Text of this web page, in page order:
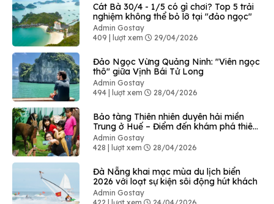
Cát Bà 30/4 - 1/5 có gì chơi? Top 5 trải
nghiệm không thể bỏ lỡ tại "đảo ngọc"
Admin Gostay
409 | lượt xem
29/04/2026
Đảo Ngọc Vừng Quảng Ninh: "Viên ngọc
thô" giữa Vịnh Bái Tử Long
Admin Gostay
494 | lượt xem
28/04/2026
Bảo tàng Thiên nhiên duyên hải miền
Trung ở Huế – Điểm đến khám phá thiên
nhiên độc đáo
Admin Gostay
428 | lượt xem
28/04/2026
Đà Nẵng khai mạc mùa du lịch biển
2026 với loạt sự kiện sôi động hút khách
Admin Gostay
422 | lượt xem
24/04/2026